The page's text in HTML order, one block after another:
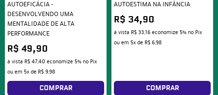
AUTOEFICÁCIA -
DESENVOLVENDO UMA
MENTALIDADE DE ALTA
PERFORMANCE
R$ 49,90
à vista R$ 47,40 economize 5% no Pix
ou em 5xde R$ 9,98
COMPRAR
AUTOESTIMA NA INFÂNCIA
R$ 34,90
à vista R$ 33,16economize 5% no Pix
ou em 5xde R$ 6,98
COMPRAR